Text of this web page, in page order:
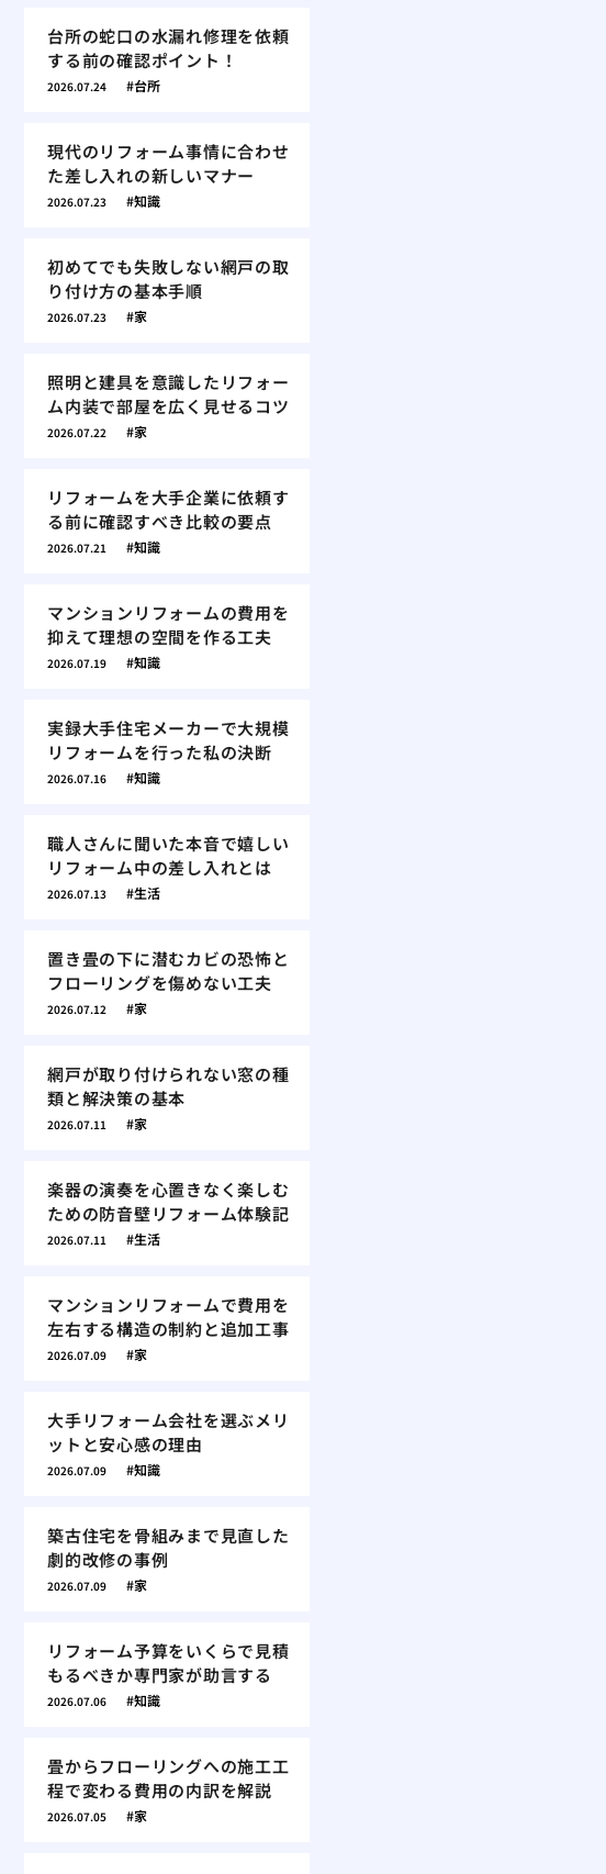
台所の蛇口の水漏れ修理を依頼
する前の確認ポイント！
2026.07.24 台所
現代のリフォーム事情に合わせ
た差し入れの新しいマナー
2026.07.23 知識
初めてでも失敗しない網戸の取
り付け方の基本手順
2026.07.23 家
照明と建具を意識したリフォー
ム内装で部屋を広く見せるコツ
2026.07.22 家
リフォームを大手企業に依頼す
る前に確認すべき比較の要点
2026.07.21 知識
マンションリフォームの費用を
抑えて理想の空間を作る工夫
2026.07.19 知識
実録大手住宅メーカーで大規模
リフォームを行った私の決断
2026.07.16 知識
職人さんに聞いた本音で嬉しい
リフォーム中の差し入れとは
2026.07.13 生活
置き畳の下に潜むカビの恐怖と
フローリングを傷めない工夫
2026.07.12 家
網戸が取り付けられない窓の種
類と解決策の基本
2026.07.11 家
楽器の演奏を心置きなく楽しむ
ための防音壁リフォーム体験記
2026.07.11 生活
マンションリフォームで費用を
左右する構造の制約と追加工事
2026.07.09 家
大手リフォーム会社を選ぶメリ
ットと安心感の理由
2026.07.09 知識
築古住宅を骨組みまで見直した
劇的改修の事例
2026.07.09 家
リフォーム予算をいくらで見積
もるべきか専門家が助言する
2026.07.06 知識
畳からフローリングへの施工工
程で変わる費用の内訳を解説
2026.07.05 家